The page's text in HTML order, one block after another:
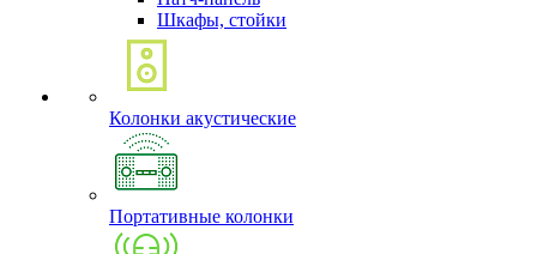
Шкафы, стойки
Колонки акустические
Портативные колонки